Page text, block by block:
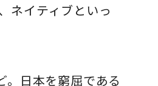
ネイティブといっ
。日本を窮屈である